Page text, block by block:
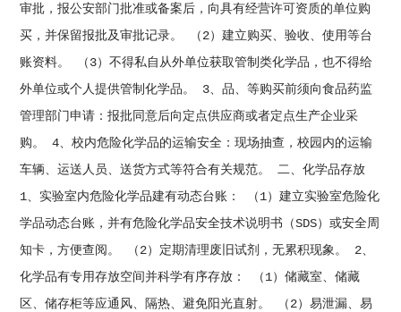
审批，报公安部门批准或备案后，向具有经营许可资质的单位购
买，并保留报批及审批记录。 （2）建立购买、验收、使用等台
账资料。 （3）不得私自从外单位获取管制类化学品，也不得给
外单位或个人提供管制化学品。 3、品、等购买前须向食品药监
管理部门申请：报批同意后向定点供应商或者定点生产企业采
购。 4、校内危险化学品的运输安全：现场抽查，校园内的运输
车辆、运送人员、送货方式等符合有关规范。 二、化学品存放
1、实验室内危险化学品建有动态台账： （1）建立实验室危险化
学品动态台账，并有危险化学品安全技术说明书（SDS）或安全周
知卡，方便查阅。 （2）定期清理废旧试剂，无累积现象。 2、
化学品有专用存放空间并科学有序存放： （1）储藏室、储藏
区、储存柜等应通风、隔热、避免阳光直射。 （2）易泄漏、易